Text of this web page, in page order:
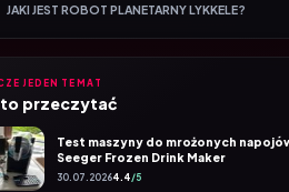
JEDEN TEMAT
przeczytać
Test maszyny do mrożonych napojów
30.07.20264.4/5